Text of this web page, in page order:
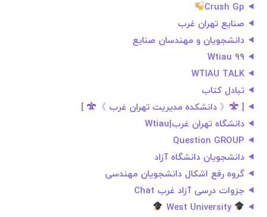
Crush Gp
صنایع تهران غرب
دانشجویان و مهندسان صنایع
Wtiau 99
WTIAU TALK
تبادل کتاب
[
《 دانشکده مدیریت تهران غرب 》
]
دانشگاه تهران غرب|Wtiau
Question GROUP
دانشجویان دانشگاه آزاد
گروه رفع اشکال دانشجویان مهندسی
جزوات درسی آزاد غرب Chat
West University